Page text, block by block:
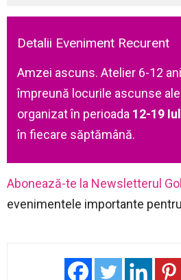
Detalii Eveniment Recurent
Amzei ascuns. Atelier 6-12
împreună locurile ascunse
organizat în perioada 12-19
în fiecare săptămână.
Abonează-te la Newsletterul
evenimentele importante